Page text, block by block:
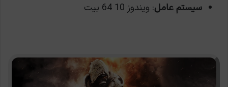
سیستم عامل: ویندوز 10 64 بیت